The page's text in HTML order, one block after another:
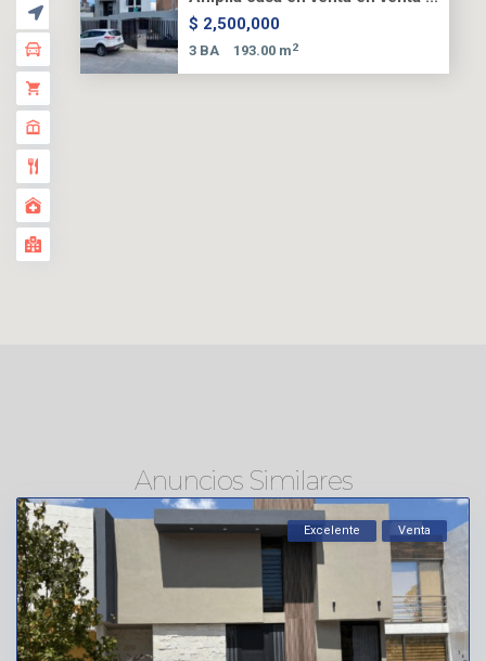
$ 2,500,000
3 BA 193.00 m2
Anuncios Similares
Excelente Venta